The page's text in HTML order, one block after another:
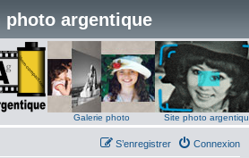
photo argentique
Galerie photo Site photo
Connexion
S’enregistrer